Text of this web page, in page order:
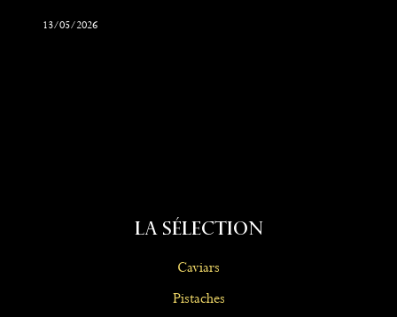
13/05/2026
La Sélection
Caviars
Pistaches